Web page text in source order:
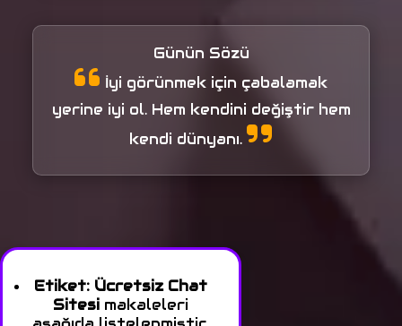
Günün Sözü
İyi görünmek için çabalamak
yerine iyi ol. Hem kendini değiştir hem
kendi dünyanı.
Etiket: Ücretsiz Chat
Sitesimakaleleri